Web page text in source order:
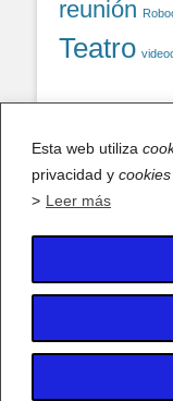
Esta web utiliza
privacidad y cookies
> Leer más
reunión
Teatro
X (antiguo